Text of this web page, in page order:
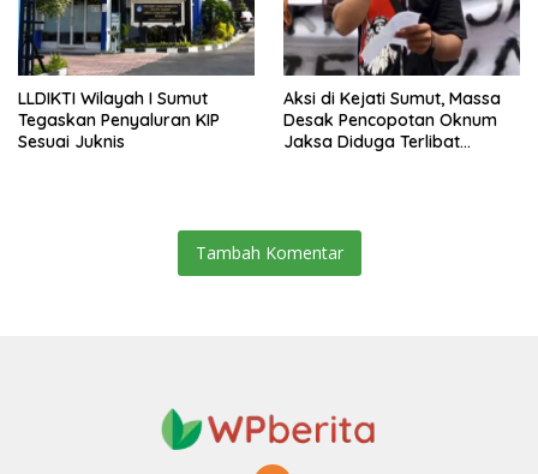
LLDIKTI Wilayah I Sumut
Tegaskan Penyaluran KIP
Sesuai Juknis
Aksi di Kejati Sumut, Massa
Desak Pencopotan Oknum
Jaksa Diduga Terlibat
Tambah Komentar